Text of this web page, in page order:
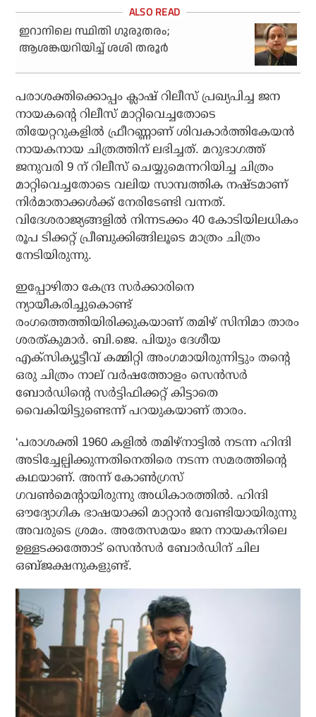
ഇറാനിലെ സ്ഥിതി ഗുരുതരം;
ആശങ്കയറിയിച്ച് ശശി തരൂര്‍
പരാശക്തിക്കൊപ്പം ക്ലാഷ് റിലീസ് പ്രഖ്യപിച്ച ജന
നായകന്റെ റിലീസ് മാറ്റിവെച്ചതോടെ
തിയേറ്ററുകളില്‍ ഫ്രീറണ്ണാണ് ശിവകാര്‍ത്തികേയന്‍
നായകനായ ചിത്രത്തിന് ലഭിച്ചത്. മറുഭാഗത്ത്
ജനുവരി 9 ന് റിലീസ് ചെയ്യുമെന്നറിയിച്ച ചിത്രം
മാറ്റിവെച്ചതോടെ വലിയ സാമ്പത്തിക നഷ്ടമാണ്
നിര്‍മാതാക്കള്‍ക്ക് നേരിടേണ്ടി വന്നത്.
വിദേശരാജ്യങ്ങളില്‍ നിന്നടക്കം 40 കോടിയിലധികം
രൂപ ടിക്കറ്റ് പ്രീബുക്കിങ്ങിലൂടെ മാത്രം ചിത്രം
നേടിയിരുന്നു.
ഇപ്പോഴിതാ കേന്ദ്ര സര്‍ക്കാരിനെ
ന്യായീകരിച്ചുകൊണ്ട്
രംഗത്തെത്തിയിരിക്കുകയാണ് തമിഴ് സിനിമാ താരം
ശരത്കുമാര്‍. ബി.ജെ. പിയും ദേശീയ
എക്‌സിക്യൂട്ടീവ് കമ്മിറ്റി അംഗമായിരുന്നിട്ടും തന്റെ
ഒരു ചിത്രം നാല് വര്‍ഷത്തോളം സെന്‍സര്‍
ബോര്‍ഡിന്റെ സര്‍ട്ടിഫിക്കറ്റ് കിട്ടാതെ
വൈകിയിട്ടുണ്ടെന്ന് പറയുകയാണ് താരം.
‘പരാശക്തി 1960 കളില്‍ തമിഴ്‌നാട്ടില്‍ നടന്ന ഹിന്ദി
അടിച്ചേല്പിക്കുന്നതിനെതിരെ നടന്ന സമരത്തിന്റെ
കഥയാണ്. അന്ന് കോണ്‍ഗ്രസ്
ഗവണ്‍മെന്റായിരുന്നു അധികാരത്തില്‍. ഹിന്ദി
ഔദ്യോഗിക ഭാഷയാക്കി മാറ്റാന്‍ വേണ്ടിയായിരുന്നു
അവരുടെ ശ്രമം. അതേസമയം ജന നായകനിലെ
ഉള്ളടക്കത്തോട് സെന്‍സര്‍ ബോര്‍ഡിന് ചില
ഒബ്ജക്ഷനുകളുണ്ട്.